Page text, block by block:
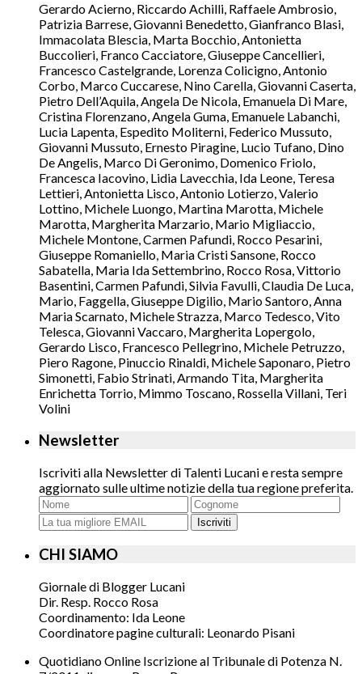
Gerardo Acierno, Riccardo Achilli, Raffaele Ambrosio,
Patrizia Barrese, Giovanni Benedetto, Gianfranco Blasi,
Immacolata Blescia, Marta Bocchio, Antonietta
Buccolieri, Franco Cacciatore, Giuseppe Cancellieri,
Francesco Castelgrande, Lorenza Colicigno, Antonio
Corbo, Marco Cuccarese, Nino Carella, Giovanni Caserta,
Pietro Dell’Aquila, Angela De Nicola, Emanuela Di Mare,
Cristina Florenzano, Angela Guma, Emanuele Labanchi,
Lucia Lapenta, Espedito Moliterni, Federico Mussuto,
Giovanni Mussuto, Ernesto Piragine, Lucio Tufano, Dino
De Angelis, Marco Di Geronimo, Domenico Friolo,
Francesca Iacovino, Lidia Lavecchia, Ida Leone, Teresa
Lettieri, Antonietta Lisco, Antonio Lotierzo, Valerio
Lottino, Michele Luongo, Martina Marotta, Michele
Marotta, Margherita Marzario, Mario Migliaccio,
Michele Montone, Carmen Pafundi, Rocco Pesarini,
Giuseppe Romaniello, Maria Cristi Sansone, Rocco
Sabatella, Maria Ida Settembrino, Rocco Rosa, Vittorio
Basentini, Carmen Pafundi, Silvia Favulli, Claudia De Luca,
Mario, Faggella, Giuseppe Digilio, Mario Santoro, Anna
Maria Scarnato, Michele Strazza, Marco Tedesco, Vito
Telesca, Giovanni Vaccaro, Margherita Lopergolo,
Gerardo Lisco, Francesco Pellegrino, Michele Petruzzo,
Piero Ragone, Pinuccio Rinaldi, Michele Saponaro, Pietro
Simonetti, Fabio Strinati, Armando Tita, Margherita
Enrichetta Torrio, Mimmo Toscano, Rossella Villani, Teri
Volini
Newsletter
Iscriviti alla Newsletter di Talenti Lucani e resta sempre
aggiornato sulle ultime notizie della tua regione preferita.
Iscriviti
CHI SIAMO
Giornale di Blogger Lucani
Dir. Resp. Rocco Rosa
Coordinamento: Ida Leone
Coordinatore pagine culturali: Leonardo Pisani
Quotidiano Online Iscrizione al Tribunale di Potenza N.